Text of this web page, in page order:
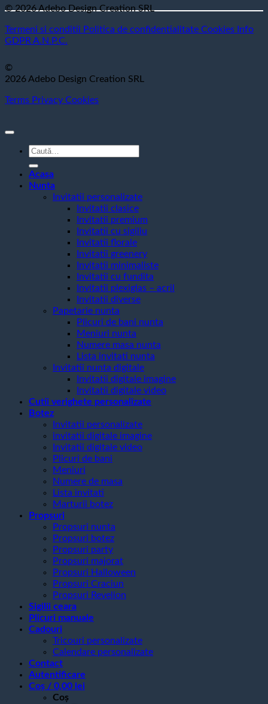
© 2026 Adebo Design Creation SRL
Termeni si conditii Politica de confidentialitate Cookies Info
GDPR A.N.P.C.
©
2026 Adebo Design Creation SRL
Terms Privacy Cookies
Caută
după:
Acasa
Nunta
Invitatii personalizate
Invitatii clasice
Invitatii premium
Invitatii cu sigiliu
Invitatii florale
Invitatii greenery
Invitatii minimaliste
Invitatii cu fundita
Invitatii plexiglas – acril
Invitatii diverse
Papetarie nunta
Plicuri de bani nunta
Meniuri nunta
Numere masa nunta
Lista invitati nunta
Invitatii nunta digitale
Invitatii digitale imagine
Invitatii digitale video
Cutii verighete personalizate
Botez
Invitatii personalizate
invitatii digitale imagine
Invitatii digitale video
Plicuri de bani
Meniuri
Numere de masa
Lista invitati
Marturii botez
Propsuri
Propsuri nunta
Propsuri botez
Propsuri party
Propsuri majorat
Propsuri Halloween
Propsuri Craciun
Propsuri Revelion
Sigilii ceara
Plicuri manuale
Cadouri
Tricouri personalizate
Calendare personalizate
Contact
Autentificare
Coș / 0,00 lei
Coș